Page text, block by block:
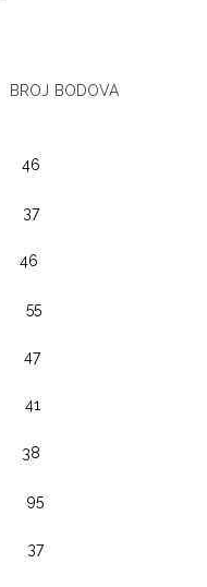
BODOVA
46
37
46
v 55
v 47
v 41
v 38
95
37